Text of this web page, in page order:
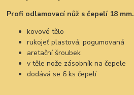
Profi odlamovací nůž s čepelí 18 mm.
kovové tělo
rukojeť plastová, pogumovaná
aretační šroubek
v těle nože zásobník na čepele
dodává se 6 ks čepelí